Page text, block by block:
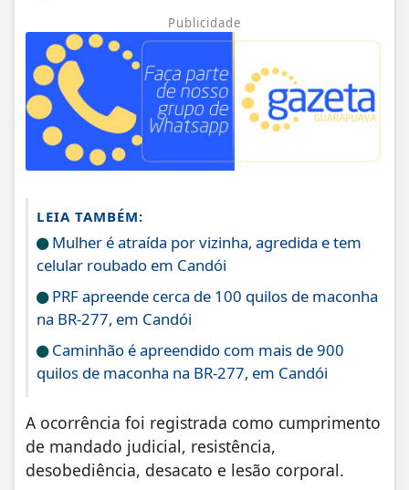
Publicidade
LEIA TAMBÉM:
Mulher é atraída por vizinha, agredida e tem
celular roubado em Candói
PRF apreende cerca de 100 quilos de maconha
na BR-277, em Candói
Caminhão é apreendido com mais de 900
quilos de maconha na BR-277, em Candói
A ocorrência foi registrada como cumprimento
de mandado judicial, resistência,
desobediência, desacato e lesão corporal.